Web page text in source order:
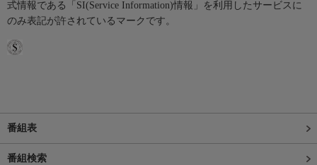
式情報である「SI(Service Information)情報」を利用したサービスに
のみ表記が許されているマークです。
番組表
番組検索